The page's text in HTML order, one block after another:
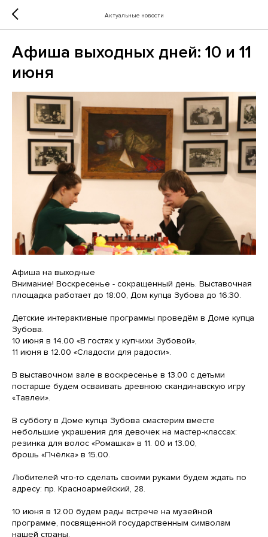
Актуальные новости
Афиша выходных дней: 10 и 11
июня
Афиша на выходные
Внимание! Воскресенье - сокращенный день. Выставочная
площадка работает до 18:00, Дом купца Зубова до 16:30.
Детские интерактивные программы проведëм в Доме купца
Зубова.
10 июня в 14.00 «В гостях у купчихи Зубовой»,
11 июня в 12.00 «Сладости для радости».
В выставочном зале в воскресенье в 13.00 с детьми
постарше будем осваивать древнюю скандинавскую игру
«Тавлеи».
В субботу в Доме купца Зубова смастерим вместе
небольшие украшения для девочек на мастер-классах:
резинка для волос «Ромашка» в 11. 00 и 13.00,
брошь «Пчёлка» в 15.00.
Любителей что-то сделать своими руками будем ждать по
адресу: пр. Красноармейский, 28.
10 июня в 12.00 будем рады встрече на музейной
программе, посвященной государственным символам
нашей страны.